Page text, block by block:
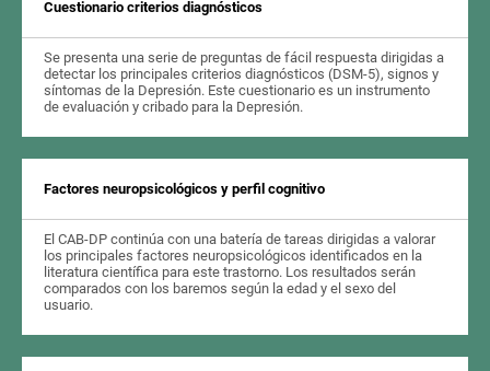
Cuestionario criterios diagnósticos
Se presenta una serie de preguntas de fácil respuesta dirigidas a
detectar los principales criterios diagnósticos (DSM-5), signos y
síntomas de la Depresión. Este cuestionario es un instrumento
de evaluación y cribado para la Depresión.
Factores neuropsicológicos y perfil cognitivo
El CAB-DP continúa con una batería de tareas dirigidas a valorar
los principales factores neuropsicológicos identificados en la
literatura científica para este trastorno. Los resultados serán
comparados con los baremos según la edad y el sexo del
usuario.